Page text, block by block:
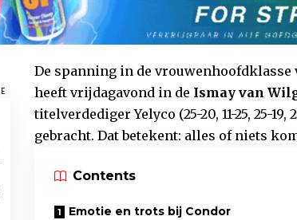
De spanning in de
heeft vrijdagavond in de Ismay van
titelverdediger Yelyco (25-20, 11-25, 25-
gebracht. Dat betekent: alles of niets
Contents
Emotie en trots bij Condor